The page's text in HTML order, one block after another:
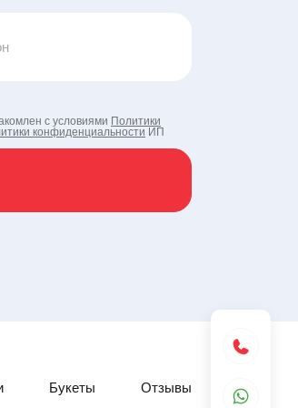
с условиями Политики
конфиденциальности ИП
Букеты Отзывы